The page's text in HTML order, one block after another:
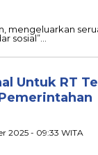
mengeluarkan
sosial”…
Untuk RT
2025 - 09:33 WITA